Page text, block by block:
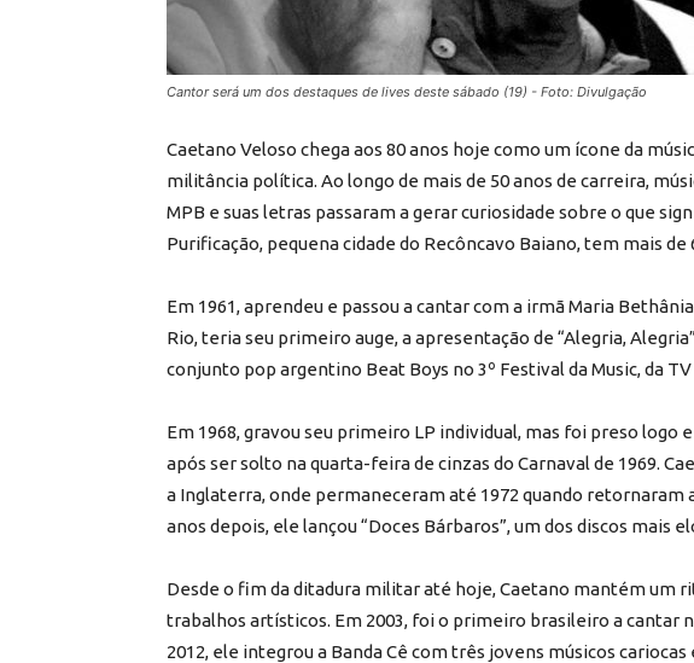
Cantor será um dos destaques de lives deste sábado (19) - Foto: Divulgação
Caetano Veloso chega aos 80 anos hoje como um ícone da
militância política. Ao longo de mais de 50 anos de carreira,
MPB e suas letras passaram a gerar curiosidade sobre o que
Purificação, pequena cidade do Recôncavo Baiano, tem mais de
Em 1961, aprendeu e passou a cantar com a irmã Maria
Rio, teria seu primeiro auge, a apresentação de “Alegria,
conjunto pop argentino Beat Boys no 3º Festival da Music, da TV
Em 1968, gravou seu primeiro LP individual, mas foi preso logo
após ser solto na quarta-feira de cinzas do Carnaval de 1969.
a Inglaterra, onde permaneceram até 1972 quando
anos depois, ele lançou “Doces Bárbaros”, um dos discos mais
Desde o fim da ditadura militar até hoje, Caetano mantém um
trabalhos artísticos. Em 2003, foi o primeiro brasileiro a cantar
2012, ele integrou a Banda Cê com três jovens músicos